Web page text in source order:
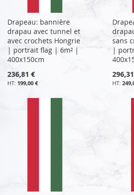
Drapeau: bannière
drapau avec tunnel et
avec crochets Hongrie
| portrait flag | 6m² |
400x150cm
236,81 €
199,00 €
sans
|